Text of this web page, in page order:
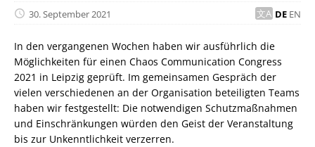
30. September 2021 DE EN
In den vergangenen Wochen haben wir ausführlich die
Möglichkeiten für einen Chaos Communication Congress
2021 in Leipzig geprüft. Im gemeinsamen Gespräch der
vielen verschiedenen an der Organisation beteiligten Teams
haben wir festgestellt: Die notwendigen Schutzmaßnahmen
und Einschränkungen würden den Geist der Veranstaltung
bis zur Unkenntlichkeit verzerren.